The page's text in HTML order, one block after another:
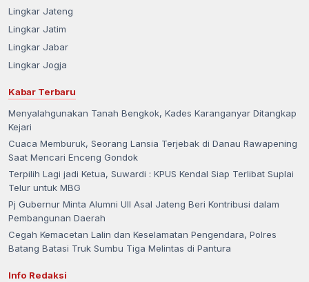
Lingkar Jateng
Lingkar Jatim
Lingkar Jabar
Lingkar Jogja
Kabar Terbaru
Menyalahgunakan Tanah Bengkok, Kades Karanganyar Ditangkap
Kejari
Cuaca Memburuk, Seorang Lansia Terjebak di Danau Rawapening
Saat Mencari Enceng Gondok
Terpilih Lagi jadi Ketua, Suwardi : KPUS Kendal Siap Terlibat Suplai
Telur untuk MBG
Pj Gubernur Minta Alumni UII Asal Jateng Beri Kontribusi dalam
Pembangunan Daerah
Cegah Kemacetan Lalin dan Keselamatan Pengendara, Polres
Batang Batasi Truk Sumbu Tiga Melintas di Pantura
Info Redaksi